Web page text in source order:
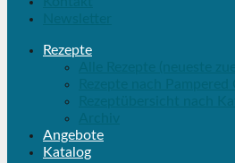
Rezepte
Angebote
Katalog